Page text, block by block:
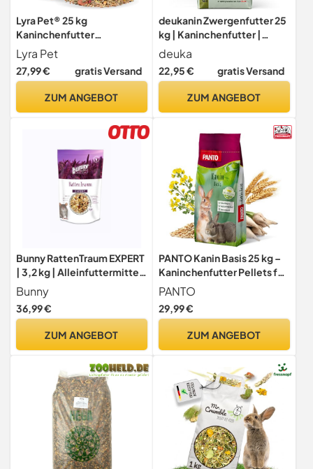
Lyra Pet® 25 kg
Kaninchenfutter
Alleinfutter Kaninchen
artgerecht natürlich
Lyra Pet
27,99 € gratis Versand
ZUM ANGEBOT
deukanin Zwergenfutter 25
kg | Kaninchenfutter |
Spezialfutter für kleine
Rassen und
Zwergkaninchen |
Kaninchen
deuka
22,95 € gratis Versand
ZUM ANGEBOT
Bunny RattenTraum EXPERT
| 3,2 kg | Alleinfuttermittel
für Ratten | Ohne Zucker,
Zusatzstoffe,
Geschmacksverstärker
Hochwertige Power-
Bunny
36,99 €
ZUM ANGEBOT
PANTO Kanin Basis 25 kg –
Kaninchenfutter Pellets für
Zucht & Mast
PANTO
29,99 €
ZUM ANGEBOT